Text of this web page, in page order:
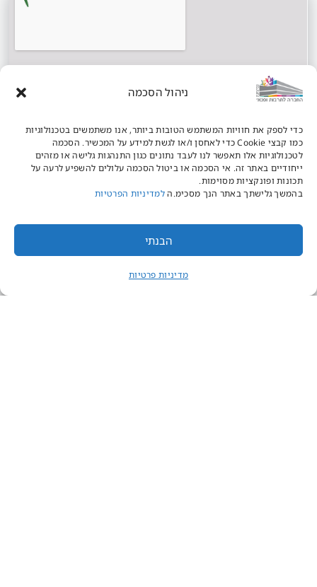
ניהול הסכמה
כדי לספק את חוויות המשתמש הטובות ביותר, אנו משתמשים בטכנולוגיות
כמו קבצי Cookie כדי לאחסן ו/או לגשת למידע על המכשיר. הסכמה
לטכנולוגיות אלו תאפשר לנו לעבד נתונים כגון התנהגות גלישה או מזהים
ייחודיים באתר זה. אי הסכמה או ביטול הסכמה עלולים להשפיע לרעה על
תכונות ופונקציות מסוימות.
בהמשך גלישתך באתר הנך מסכימ.הלמדיניות הפרטיות
הבנתי
מדיניות פרטיות